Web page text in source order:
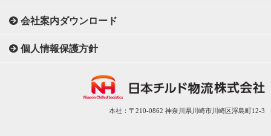
会社案内ダウンロード
個人情報保護方針
本社：〒210-0862 神奈川県川崎市川崎区浮島町12-3